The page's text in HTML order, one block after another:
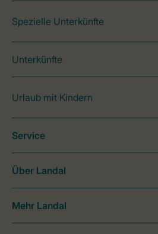
Spezielle Unterkünfte
Unterkünfte
Urlaub mit Kindern
Service
Über Landal
Mehr Landal